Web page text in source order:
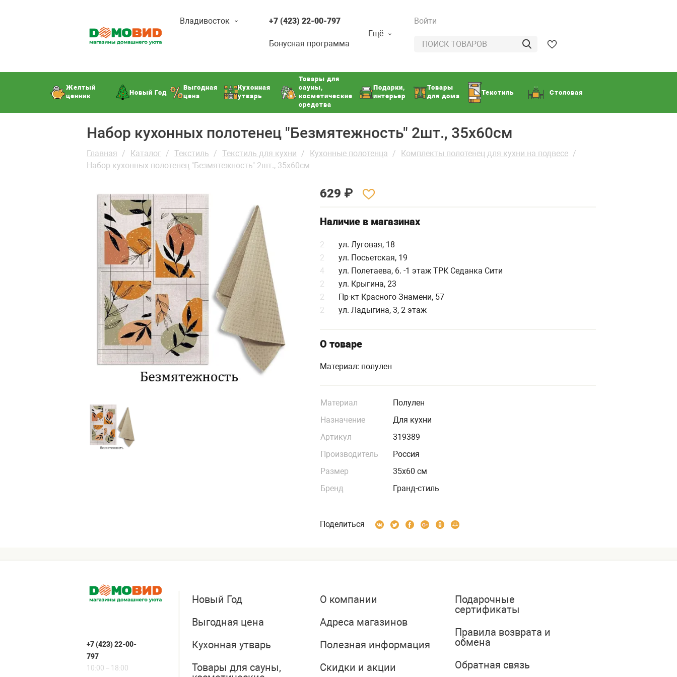
Владивосток +7 (423) 22-00-797
Бонусная программа
Ещё
Войти
Желтый
ценник
Новый Год
Выгодная
цена
Кухонная
утварь
Товары для
сауны,
косметические
средства
Подарки,
интерьер
Товары
для дома
Текстиль Столовая
Набор кухонных полотенец "Безмятежность" 2шт., 35х60см
Главная Каталог Текстиль Текстиль для кухни Кухонные полотенца
Комплекты полотенец для кухни на подвесе
Набор кухонных полотенец "Безмятежность" 2шт., 35х60см
629 ₽
Наличие в магазинах
2
ул. Луговая, 18
2
ул. Посьетская, 19
4
ул. Полетаева, 6. -1 этаж ТРК Седанка Сити
2
ул. Крыгина, 23
2
Пр-кт Красного Знамени, 57
2
ул. Ладыгина, 3, 2 этаж
О товаре
Материал: полулен
Материал
Полулен
Назначение
Для кухни
Артикул
319389
Производитель
Россия
Размер
35х60 см
Бренд
Гранд-стиль
Поделиться
+7 (423) 22-00-
797
10:00 – 18:00
Новый Год
Выгодная цена
Кухонная утварь
Товары для сауны,
О компании
Адреса магазинов
Полезная информация
Скидки и акции
Подарочные
сертификаты
Правила возврата и
обмена
Обратная связь